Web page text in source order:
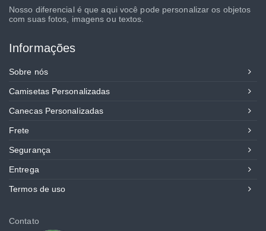
Nosso diferencial é que aqui você pode personalizar os objetos
com suas fotos, imagens ou textos.
Informações
Sobre nós
Camisetas Personalizadas
Canecas Personalizadas
Frete
Segurança
Entrega
Termos de uso
Contato